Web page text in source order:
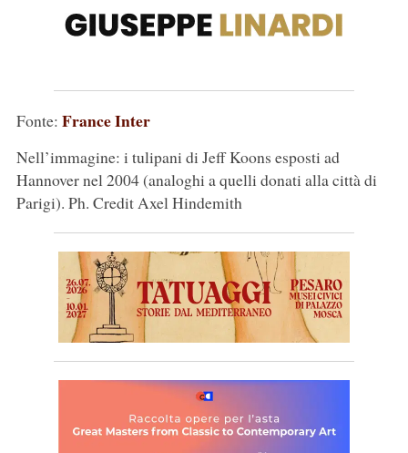
Fonte: France Inter
Nell’immagine: i tulipani di Jeff Koons esposti ad
Hannover nel 2004 (analoghi a quelli donati alla città di
Parigi). Ph. Credit Axel Hindemith